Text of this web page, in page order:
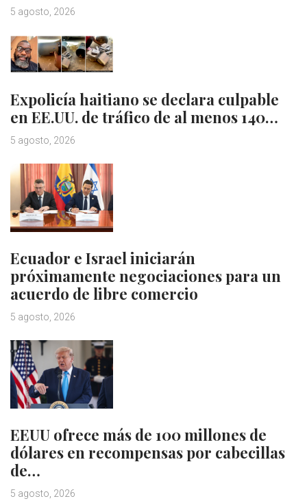
5 agosto, 2026
Expolicía haitiano se declara culpable
en EE.UU. de tráfico de al menos 140…
5 agosto, 2026
Ecuador e Israel iniciarán
próximamente negociaciones para un
acuerdo de libre comercio
5 agosto, 2026
EEUU ofrece más de 100 millones de
dólares en recompensas por cabecillas
de…
5 agosto, 2026